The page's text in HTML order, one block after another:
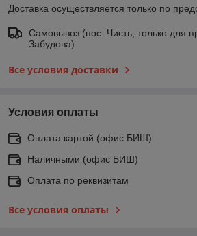
Доставка осуществляется только по
Самовывоз (пос. Чисть, только для
Забудова)
Все условия доставки
Условия оплаты
Оплата картой (офис БИШ)
Наличными (офис БИШ)
Оплата по реквизитам
Все условия оплаты